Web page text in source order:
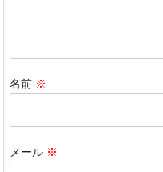
名前 ※
メール ※